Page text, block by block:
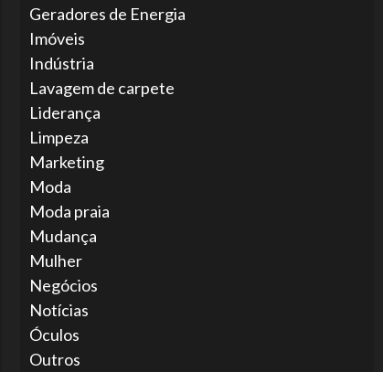
Geradores de Energia
Imóveis
Indústria
Lavagem de carpete
Liderança
Limpeza
Marketing
Moda
Moda praia
Mudança
Mulher
Negócios
Notícias
Óculos
Outros